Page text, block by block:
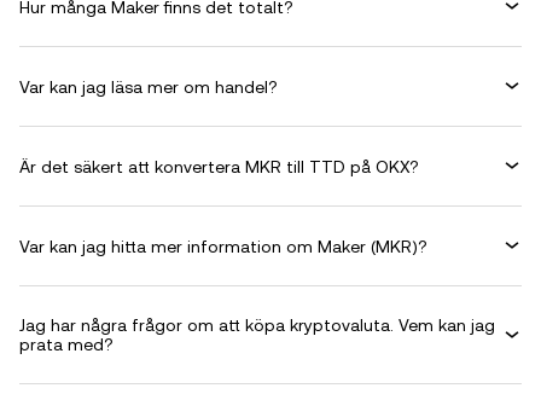
Hur många Maker finns det totalt?
Var kan jag läsa mer om handel?
Är det säkert att konvertera MKR till TTD på OKX?
Var kan jag hitta mer information om Maker (MKR)?
Jag har några frågor om att köpa kryptovaluta. Vem kan jag
prata med?